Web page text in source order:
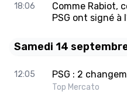
18:06
Comme Rabiot,
PSG ont signé à
Samedi 14
12:05 PSG : 2
Top Mercato